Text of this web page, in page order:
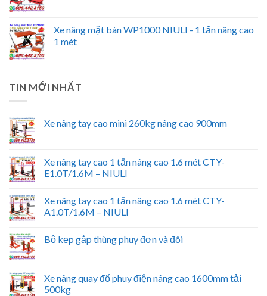
Xe nâng mặt bàn WP1000 NIULI - 1 tấn nâng cao
1 mét
TIN MỚI NHẤT
Xe nâng tay cao mini 260kg nâng cao 900mm
Xe nâng tay cao 1 tấn nâng cao 1.6 mét CTY-
E1.0T/1.6M – NIULI
Xe nâng tay cao 1 tấn nâng cao 1.6 mét CTY-
A1.0T/1.6M – NIULI
Bộ kẹp gắp thùng phuy đơn và đôi
Xe nâng quay đổ phuy điện nâng cao 1600mm tải
500kg